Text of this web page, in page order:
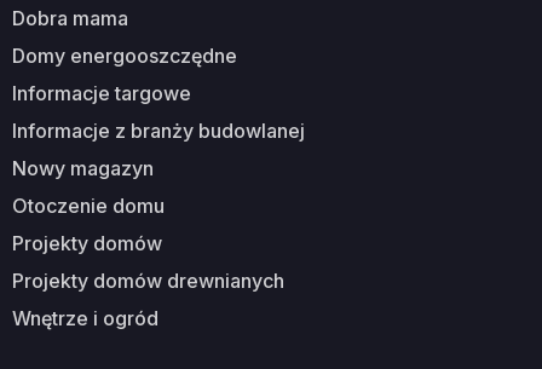
dobra mama
domy energooszczędne
informacje targowe
informacje z branży budowlanej
nowy magazyn
otoczenie domu
projekty domów
projekty domów drewnianych
wnętrze i ogród